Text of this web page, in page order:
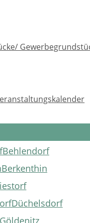
Behlendorf
Berkenthin
Düchelsdorf
Göldenitz